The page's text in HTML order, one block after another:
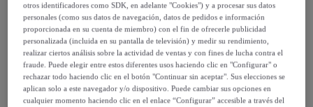
29,10 €
36,38 €
-20%
Vendido porECOMMERC3
otros identificadores como SDK, en adelante "Cookies") y a procesar sus datos
personales (como sus datos de navegación, datos de pedidos e información
proporcionada en su cuenta de miembro) con el fin de ofrecerle publicidad
personalizada (incluida en su pantalla de televisión) y medir su rendimiento,
realizar ciertos análisis sobre la actividad de ventas y con fines de lucha contra el
fraude. Puede elegir entre estos diferentes usos haciendo clic en "Configurar" o
rechazar todo haciendo clic en el botón "Continuar sin aceptar". Sus elecciones se
aplican solo a este navegador y/o dispositivo. Puede cambiar sus opciones en
cualquier momento haciendo clic en el enlace “Configurar” accesible a través del